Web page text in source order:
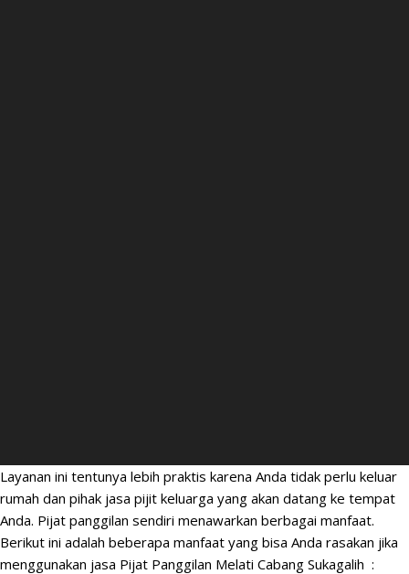
Layanan ini tentunya lebih praktis karena Anda tidak perlu keluar
rumah dan pihak jasa pijit keluarga yang akan datang ke tempat
Anda. Pijat panggilan sendiri menawarkan berbagai manfaat.
Berikut ini adalah beberapa manfaat yang bisa Anda rasakan jika
menggunakan jasa Pijat Panggilan Melati Cabang Sukagalih :